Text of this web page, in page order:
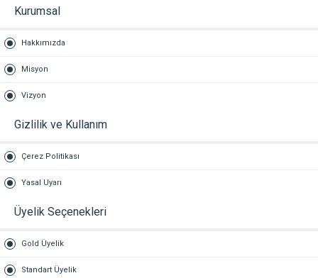
Kurumsal
Hakkımızda
Misyon
Vizyon
Gizlilik ve Kullanım
Çerez Politikası
Yasal Uyarı
Üyelik Seçenekleri
Gold Üyelik
Standart Üyelik